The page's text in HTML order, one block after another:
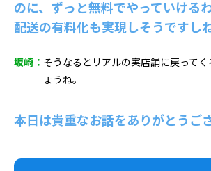
のに、ずっと無料でやっていける
配送の有料化も実現しそうですしね
坂崎： そうなるとリアルの実店舗に戻って
ょうね。
本日は貴重なお話をありがとうご